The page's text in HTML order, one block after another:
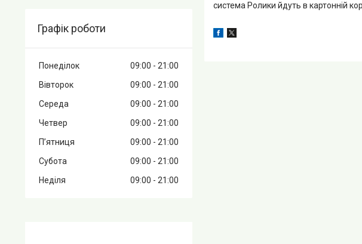
система Ролики йдуть в картонній
Графік роботи
Понеділок 09:00
21:00
Вівторок
09:00
21:00
Середа
09:00
21:00
Четвер
09:00
21:00
Пʼятниця
09:00
21:00
Субота
09:00
21:00
Неділя
09:00 21:00